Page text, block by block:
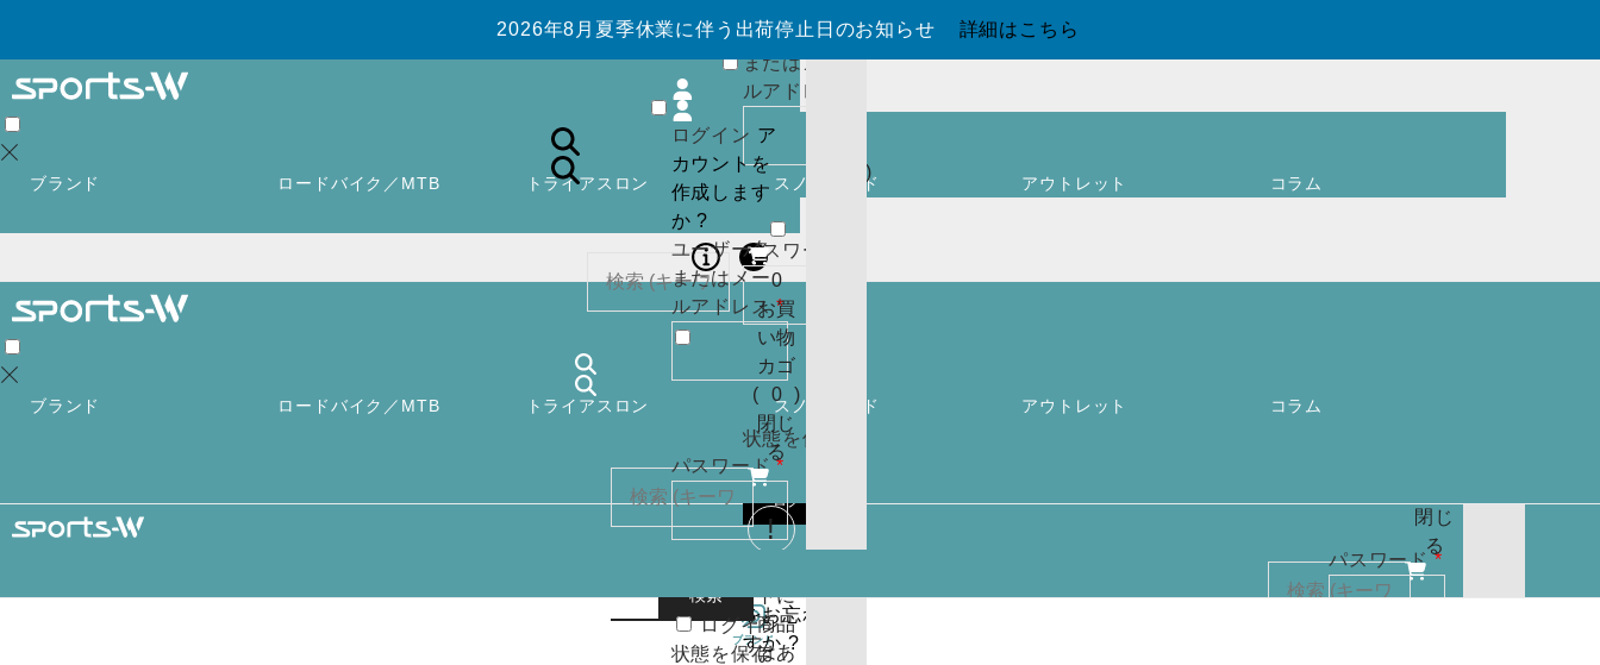
2026年8月夏季休業に伴う出荷停止日のお知らせ 詳細はこちら
ブランド ロードバイク／MTB トライアスロン スノーボード アウトレット コラム
検索
ユーザー名
またはメー
ルアドレス
須
パスワード
須
ログイン
状態を保存
ログイン
をお忘れで
すか ?
0
い物
)
閉じ
商品
ブランド ロードバイク／MTB トライアスロン スノーボード アウトレット コラム
検索
ログイン ア
カウントを
作成します
か ?
ユーザー名
またはメー
ルアドレス*必
須
パスワード*
ログイン
状態を保存
0
お買
い物
カゴ
(
0
)
閉じ
る
トに
商品
はあ
作成します
パスワード*必
閉じ
る
ブランド